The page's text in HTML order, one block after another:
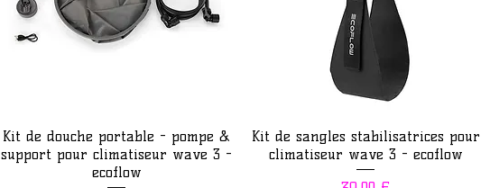
Aperçu rapide
Kit de douche portable - pompe &
support pour climatiseur wave 3 -
ecoflow
Aperçu rapide
Kit de sangles stabilisatrices pour
climatiseur wave 3 - ecoflow